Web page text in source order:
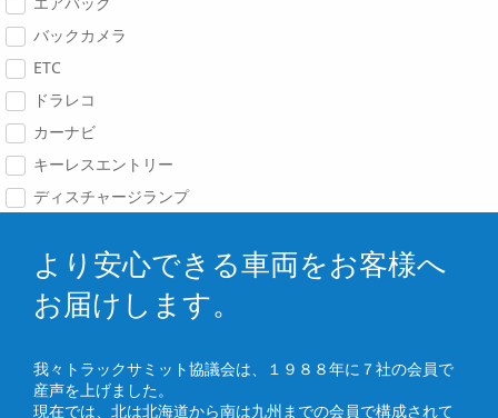
バックカメラ
ETC
ドラレコ
カーナビ
キーレスエントリー
ディスチャージランプ
より安心できる車両をお客様へ
お届けします。
我々トラックサミット協議会は、１９８８年に７社の会員で
産声を上げました。
現在では、北は北海道から南は九州までの会員で構成されて